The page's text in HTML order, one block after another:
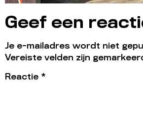
Geef een
Je e-mailadres wordt niet
Vereiste velden zijn
Reactie *